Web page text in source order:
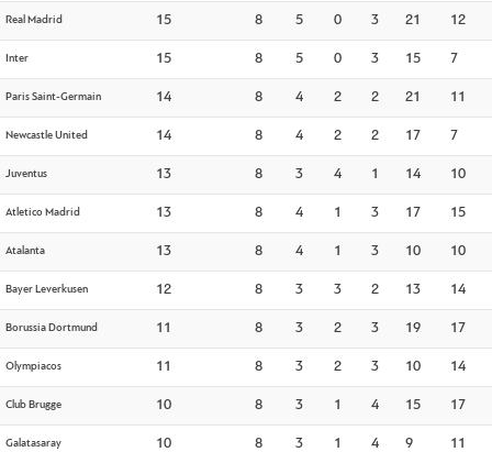
Real Madrid 15 8 5 0 3 21 12
Inter 15 8 5 0 3 15 7
Paris Saint-Germain 14 8 4 2 2 21 11
Newcastle United 14 8 4 2 2 17 7
Juventus 13 8 3 4 1 14 10
Atletico Madrid 13 8 4 1 3 17 15
Atalanta 13 8 4 1 3 10 10
Bayer Leverkusen 12 8 3 3 2 13 14
Borussia Dortmund 11 8 3 2 3 19 17
Olympiacos 11 8 3 2 3 10 14
Club Brugge 10 8 3 1 4 15 17
Galatasaray 10 8 3 1 4 9 11